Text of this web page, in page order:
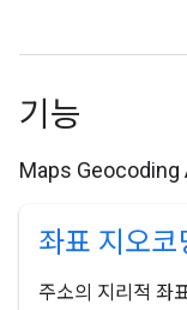
기능
Maps Geocoding
좌표 지오코
주소의 지리적 좌